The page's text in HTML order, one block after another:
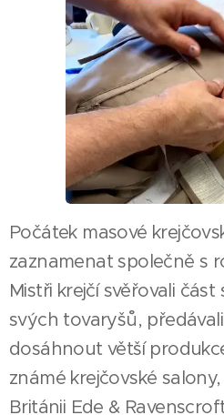
Počátek masové
zaznamenat společně s
Mistři krejčí svěřovali
svých tovaryšů,
dosáhnout větší
známé krejčovské
Británii Ede &